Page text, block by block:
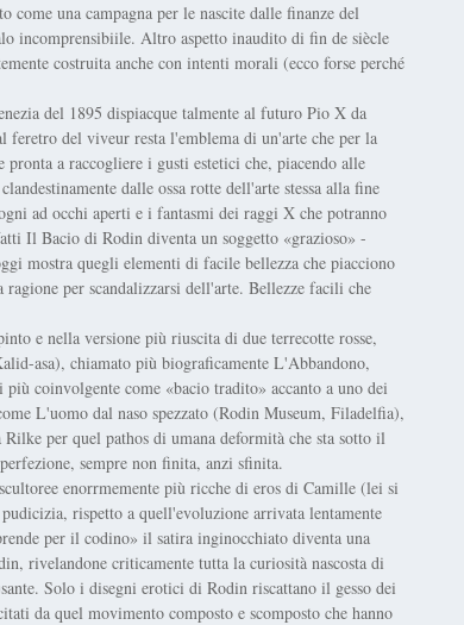
una campagna per le nascite dalle finanze del
incomprensibiile. Altro aspetto inaudito di fin de siècle
costruita anche con intenti morali (ecco forse perché
del 1895 dispiacque talmente al futuro Pio X da
del viveur resta l'emblema di un'arte che per la
a raccogliere i gusti estetici che, piacendo alle
dalle ossa rotte dell'arte stessa alla fine
ad occhi aperti e i fantasmi dei raggi X che potranno
Il Bacio di Rodin diventa un soggetto «grazioso» -
mostra quegli elementi di facile bellezza che piacciono
ragione per scandalizzarsi dell'arte. Bellezze facili che
e nella versione più riuscita di due terrecotte rosse,
asa), chiamato più biograficamente L'Abbandono,
coinvolgente come «bacio tradito» accanto a uno dei
L'uomo dal naso spezzato (Rodin Museum, Filadelfia),
per quel pathos di umana deformità che sta sotto il
sempre non finita, anzi sfinita.
enorrmemente più ricche di eros di Camille (lei si
rispetto a quell'evoluzione arrivata lentamente
per il codino» il satira inginocchiato diventa una
rivelandone criticamente tutta la curiosità nascosta di
Solo i disegni erotici di Rodin riscattano il gesso dei
da quel movimento composto e scomposto che hanno